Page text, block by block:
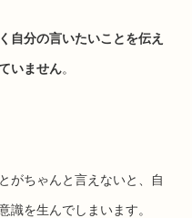
自分の言いたいことを伝え
いません。
がちゃんと言えないと、自
識を生んでしまいます。